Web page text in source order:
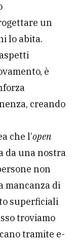
un
lo abita.
è
creando
che l’open
da una nostra
non
mancanza di
superficiali
troviamo
tramite e-